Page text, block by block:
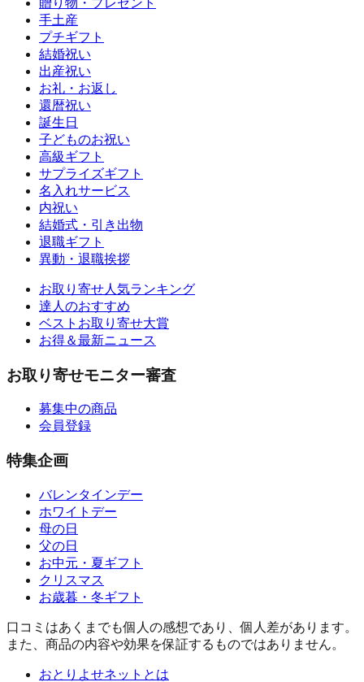
手土産
プチギフト
結婚祝い
出産祝い
お礼・お返し
還暦祝い
誕生日
子どものお祝い
高級ギフト
サプライズギフト
名入れサービス
内祝い
結婚式・引き出物
退職ギフト
異動・退職挨拶
お取り寄せ人気ランキング
達人のおすすめ
ベストお取り寄せ大賞
お得＆最新ニュース
お取り寄せモニター審査
募集中の商品
会員登録
特集企画
バレンタインデー
ホワイトデー
母の日
父の日
お中元・夏ギフト
クリスマス
お歳暮・冬ギフト
口コミはあくまでも個人の感想であり、個人差があります。
また、商品の内容や効果を保証するものではありません。
おとりよせネットとは